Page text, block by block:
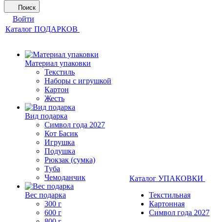
Поиск
Войти
Каталог ПОДАРКОВ
Материал упаковки
Текстиль
Наборы с игрушкой
Картон
Жесть
Вид подарка
Символ года 2027
Кот Басик
Игрушка
Подушка
Рюкзак (сумка)
Туба
Чемоданчик
Вес подарка
300 г
600 г
Каталог УПАКОВКИ
Текстильная
Картонная
Символ года 2027